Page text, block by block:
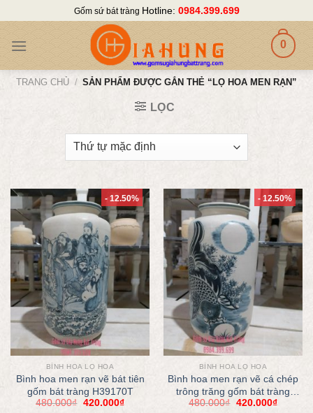
content
Gốm sứ bát tràng Hotline: 0984.399.699
0
TRANG CHỦ / SẢN PHẨM ĐƯỢC GẮN THẺ “LỌ HOA MEN RẠN”
LỌC
- 12.50%
BÌNH HOA LỌ HOA
Bình hoa men rạn vẽ bát tiên
gốm bát tràng H39170T
480.000₫ 420.000₫
- 12.50%
BÌNH HOA LỌ HOA
Bình hoa men rạn vẽ cá chép
trông trăng gốm bát tràng
H391702T
480.000₫ 420.000₫